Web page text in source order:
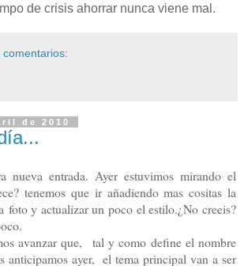
de crisis ahorrar nunca viene mal.
comentarios:
de 2010
nueva entrada. Ayer estuvimos mirando el
tenemos que ir añadiendo mas cositas la
foto y actualizar un poco el estilo.¿No creeis?
avanzar que, tal y como define el nombre
anticipamos ayer, el tema principal van a ser